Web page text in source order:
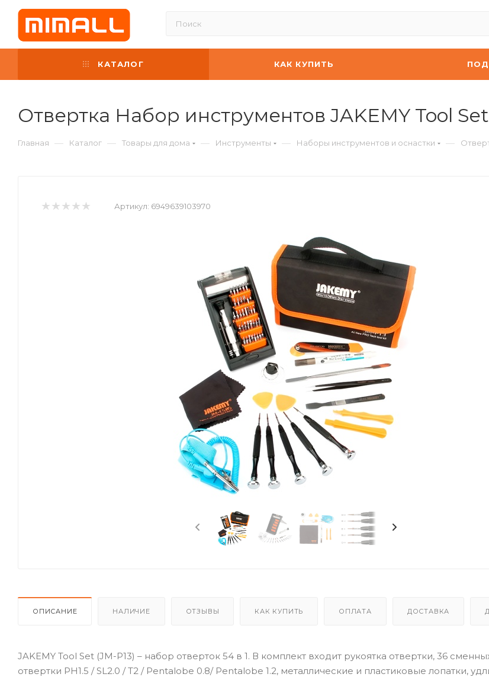
КАТАЛОГ КАК КУПИТЬ
Отвертка Набор инструментов JAKEMY Tool Set
Главная — Каталог — Товары для дома — Инструменты — Наборы инструментов и оснастки —
Артикул: 6949639103970
ОПИСАНИЕ НАЛИЧИЕ ОТЗЫВЫ КАК КУПИТЬ ОПЛАТА ДОСТАВКА
JAKEMY Tool Set (JM-P13) – набор отверток 54 в 1. В комплект входит рукоятка отвертки, 36
отвертки PH1.5 / SL2.0 / T2 / Pentalobe 0.8/ Pentalobe 1.2, металлические и пластиковые лопатки,